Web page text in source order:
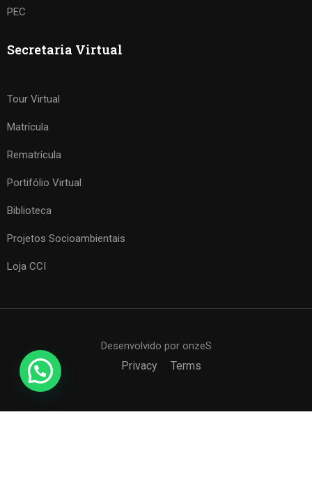
PEC
Secretaria Virtual
Tour Virtual
Matrícula
Rematrícula
Portifólio Virtual
Biblioteca
Projetos Socioambientais
Loja CCI
Desenvolvido por onzeS
Privacy Terms